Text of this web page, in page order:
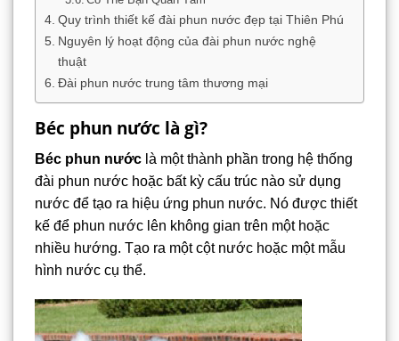
Quy trình thiết kế đài phun nước đẹp tại Thiên Phú
Nguyên lý hoạt động của đài phun nước nghệ
thuật
Đài phun nước trung tâm thương mại
Béc phun nước là gì?
Béc phun nước là một thành phần trong hệ thống
đài phun nước hoặc bất kỳ cấu trúc nào sử dụng
nước để tạo ra hiệu ứng phun nước. Nó được thiết
kế để phun nước lên không gian trên một hoặc
nhiều hướng. Tạo ra một cột nước hoặc một mẫu
hình nước cụ thể.